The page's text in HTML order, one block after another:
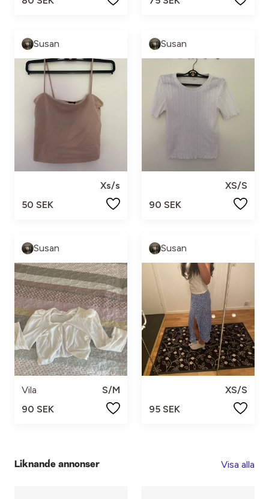
Susan
Xs/s
50 SEK
Susan
XS/S
90 SEK
Susan
Vila
S/M
90 SEK
Susan
XS/S
95 SEK
Liknande annonser Visa alla